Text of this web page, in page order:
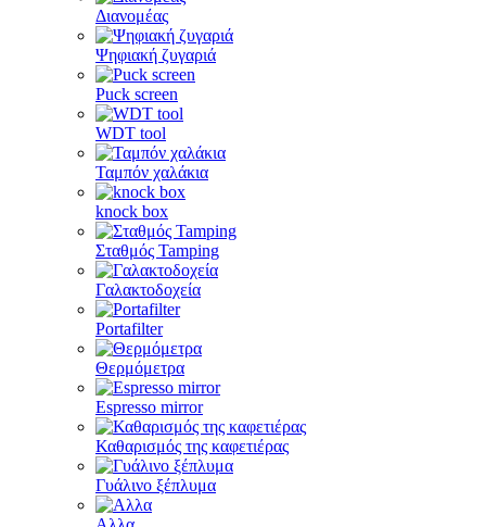
Διανομέας
Ψηφιακή ζυγαριά
Puck screen
WDT tool
Ταμπόν χαλάκια
knock box
Σταθμός Tamping
Γαλακτοδοχεία
Portafilter
Θερμόμετρα
Espresso mirror
Καθαρισμός της καφετιέρας
Γυάλινο ξέπλυμα